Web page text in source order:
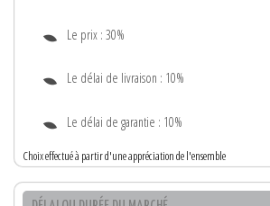
Le prix : 30%
Le délai de livraison : 10%
Le délai de garantie : 10%
Choix effectué à partir d'une appréciation de l'ensemble